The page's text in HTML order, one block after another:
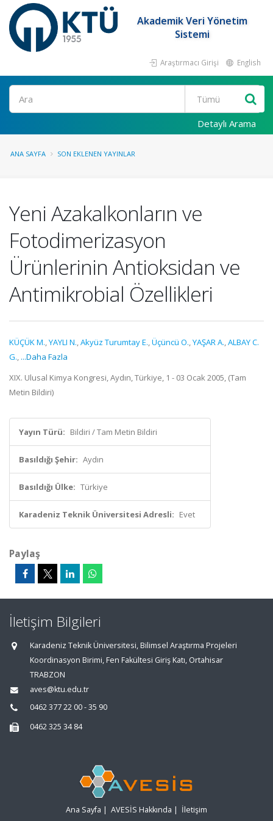
Akademik Veri Yönetim
Sistemi
Araştırmacı Girişi English
Ara
Detaylı Arama
ANA SAYFA SON EKLENEN YAYINLAR
Yeni Azakalkonların ve
Fotodimerizasyon
Ürünlerinin Antioksidan ve
Antimikrobial Özellikleri
KÜÇÜK M.,YAYLI N.,Akyüz Turumtay E.,Üçüncü O.,YAŞAR A.,ALBAY C.
G., ...Daha Fazla
XIX. Ulusal Kimya Kongresi, Aydın, Türkiye, 1 - 03 Ocak 2005, (Tam
Metin Bildiri)
Yayın Türü: Bildiri / Tam Metin Bildiri
Basıldığı Şehir: Aydın
Basıldığı Ülke: Türkiye
Karadeniz Teknik Üniversitesi Adresli: Evet
Paylaş
İletişim Bilgileri
Karadeniz Teknik Üniversitesi, Bilimsel Araştırma Projeleri
Koordinasyon Birimi, Fen Fakültesi Giriş Katı, Ortahisar
TRABZON
aves@ktu.edu.tr
0462 377 22 00 - 35 90
0462 325 34 84
Ana Sayfa | AVESİS Hakkında | İletişim